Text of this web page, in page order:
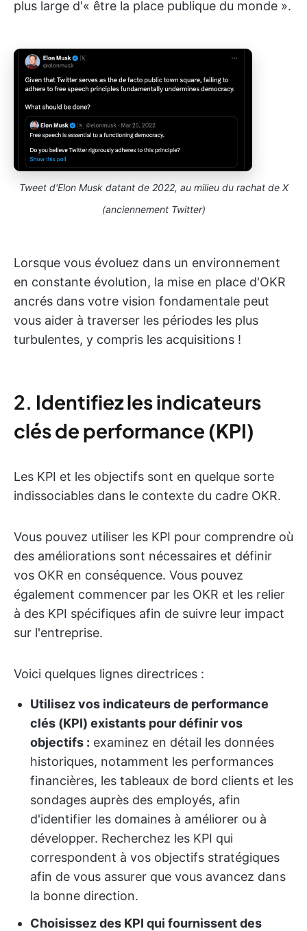
plus large d'« être la place publique du monde ».
Tweet d'Elon Musk datant de 2022, au milieu du rachat de X
(anciennement Twitter)
Lorsque vous évoluez dans un environnement
en constante évolution, la mise en place d'OKR
ancrés dans votre vision fondamentale peut
vous aider à traverser les périodes les plus
turbulentes, y compris les acquisitions !
2. Identifiez les indicateurs
clés de performance (KPI)
Les KPI et les objectifs sont en quelque sorte
indissociables dans le contexte du cadre OKR.
Vous pouvez utiliser les KPI pour comprendre où
des améliorations sont nécessaires et définir
vos OKR en conséquence. Vous pouvez
également commencer par les OKR et les relier
à des KPI spécifiques afin de suivre leur impact
sur l'entreprise.
Voici quelques lignes directrices :
Utilisez vos indicateurs de performance
clés (KPI) existants pour définir vos
objectifs : examinez en détail les données
historiques, notamment les performances
financières, les tableaux de bord clients et les
sondages auprès des employés, afin
d'identifier les domaines à améliorer ou à
développer. Recherchez les KPI qui
correspondent à vos objectifs stratégiques
afin de vous assurer que vous avancez dans
la bonne direction.
Choisissez des KPI qui fournissent des